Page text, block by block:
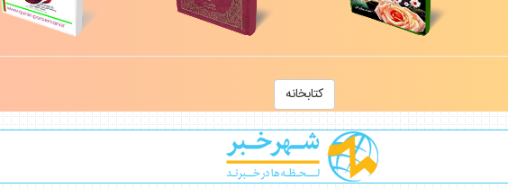
كتابخانه